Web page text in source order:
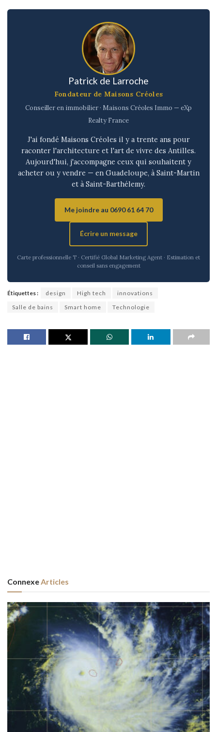
Patrick de Larroche
Fondateur de Maisons Créoles
Conseiller en immobilier · Maisons Créoles Immo — eXp
Realty France
J'ai fondé Maisons Créoles il y a trente ans pour
raconter l'architecture et l'art de vivre des Antilles.
Aujourd'hui, j'accompagne ceux qui souhaitent y
acheter ou y vendre — en Guadeloupe, à Saint-Martin
et à Saint-Barthélemy.
Me joindre au 0690 61 64 70
Écrire un message
Carte professionnelle T · Certifié Global Marketing Agent · Estimation et
conseil sans engagement
Étiquettes : design High tech
innovations
Salle de bains
Smart home Technologie
ConnexeArticles